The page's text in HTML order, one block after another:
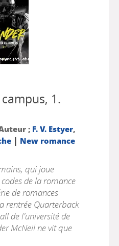
1.
; F. V. Estyer,
| New romance
qui joue
de la romance
de romances
rentrée Quarterback
de l'université de
McNeil ne vit que